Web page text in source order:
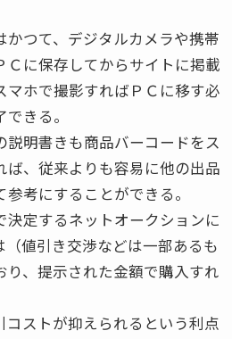
かつて、デジタルカメラや携帯
Ｃに保存してからサイトに掲載
マホで撮影すればＰＣに移す必
きる。
説明書きも商品バーコードをス
ば、従来よりも容易に他の出品
考にすることができる。
定するネットオークションに
値引き交渉などは一部あるも
り、提示された金額で購入すれ
コストが抑えられるという利点